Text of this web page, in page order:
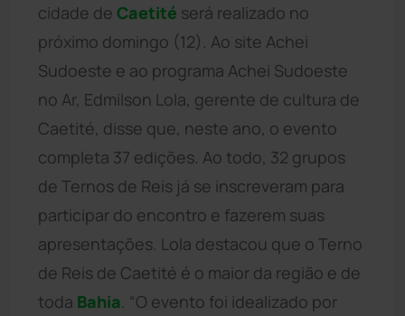
cidade de Caetité será realizado no
próximo domingo (12). Ao site Achei
Sudoeste e ao programa Achei Sudoeste
no Ar, Edmilson Lola, gerente de cultura de
Caetité, disse que, neste ano, o evento
completa 37 edições. Ao todo, 32 grupos
de Ternos de Reis já se inscreveram para
participar do encontro e fazerem suas
apresentações. Lola destacou que o Terno
de Reis de Caetité é o maior da região e de
toda Bahia . “O evento foi idealizado por